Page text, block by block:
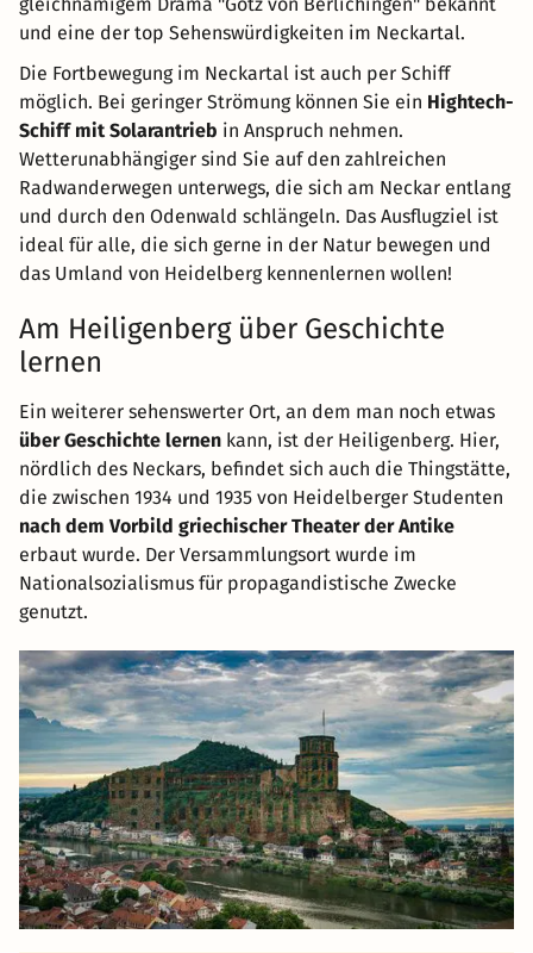
und eine der top Sehenswürdigkeiten im Neckartal.
Die Fortbewegung im Neckartal ist auch per Schiff
möglich. Bei geringer Strömung können Sie ein Hightech-
Schiff mit Solarantrieb in Anspruch nehmen.
Wetterunabhängiger sind Sie auf den zahlreichen
Radwanderwegen unterwegs, die sich am Neckar entlang
und durch den Odenwald schlängeln. Das Ausflugziel ist
ideal für alle, die sich gerne in der Natur bewegen und
das Umland von Heidelberg kennenlernen wollen!
Am Heiligenberg über Geschichte
lernen
Ein weiterer sehenswerter Ort, an dem man noch etwas
über Geschichte lernen kann, ist der Heiligenberg. Hier,
nördlich des Neckars, befindet sich auch die Thingstätte,
die zwischen 1934 und 1935 von Heidelberger Studenten
nach dem Vorbild griechischer Theater der Antike
erbaut wurde. Der Versammlungsort wurde im
Nationalsozialismus für propagandistische Zwecke
genutzt.